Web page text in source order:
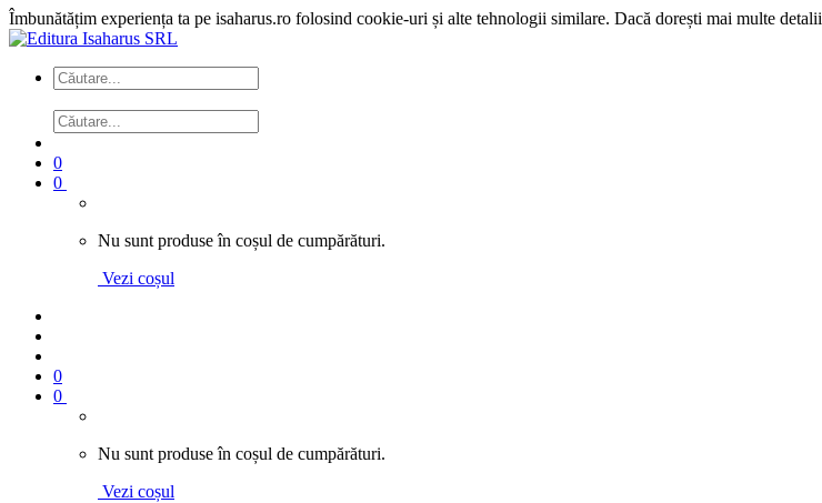
Îmbunătățim experiența ta pe isaharus.ro folosind cookie-uri și alte tehnologii similare. Dacă dorești mai multe detalii
0
0
Nu sunt produse în coșul de cumpărături.
Vezi coșul
0
0
Nu sunt produse în coșul de cumpărături.
Vezi coșul